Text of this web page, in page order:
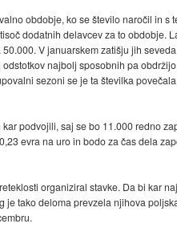
obdobje, ko se število naročil in s
dodatnih delavcev za to obdobje.
V januarskem zatišju jih
najbolj sposobnih pa
sezoni se je ta številka
podvojili, saj se bo 11.000 redno
evra na uro in bodo za čas dela
organiziral stavke. Da bi kar
tako deloma prevzela njihova